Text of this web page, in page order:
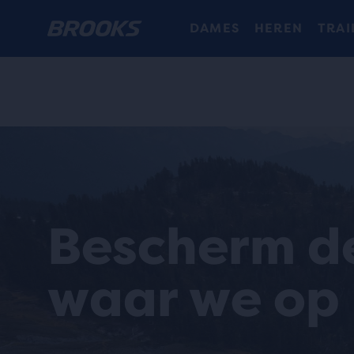
DAMES HEREN